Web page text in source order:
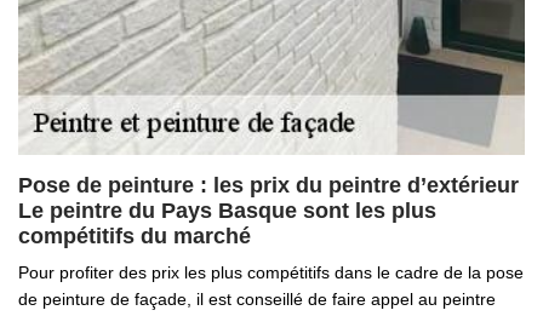
Pose de peinture : les prix du peintre d’extérieur
Le peintre du Pays Basque sont les plus
compétitifs du marché
Pour profiter des prix les plus compétitifs dans le cadre de la pose
de peinture de façade, il est conseillé de faire appel au peintre